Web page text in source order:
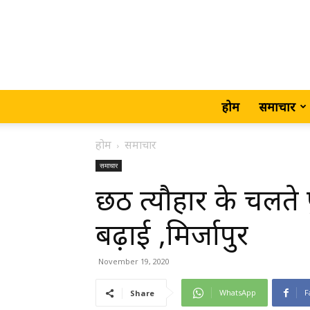
होम समाचार
होम समाचार
समाचार
छठ त्यौहार के चलते
बढ़ाई ,मिर्जापुर
November 19, 2020
Share WhatsApp